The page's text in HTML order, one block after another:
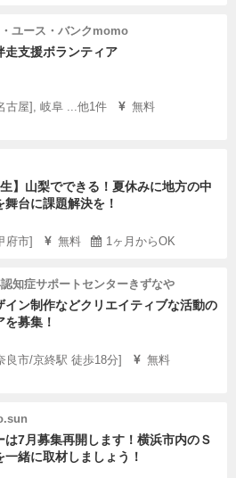
ユース・バンクmomo
走支援ボランティア
古屋], 岐阜 ...他1件
無料
生】山梨でできる！夏休みに地方の中
台に課題解決を！
府市] 無料 1ヶ月からOK
知症サポートセンターきずなや
イン制作などクリエイティブな活動の
募集！
良市/京終駅 徒歩18分]
無料
は7月募集再開します！横浜市内のＳ
一緒に取材しましょう！